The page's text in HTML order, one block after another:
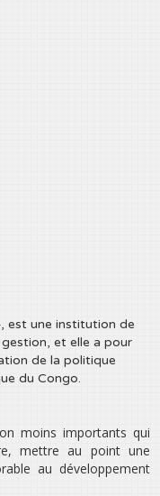
est une institution de
et elle a pour
de la politique
du Congo.
moins importants qui
mettre au point une
au développement